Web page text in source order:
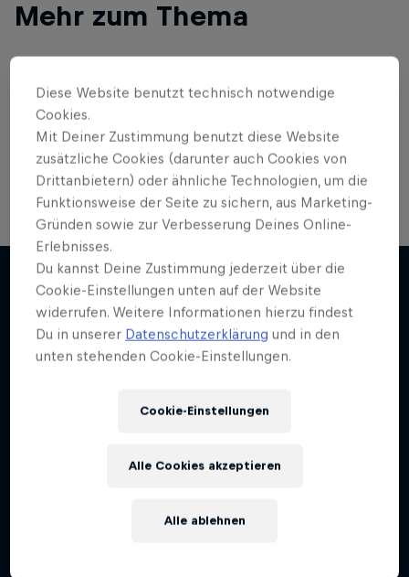
Mehr zum Thema
Gaming
Level Up! Mit den neuesten Games, Reviews,
Filmen und Esport News. Verbessere dein Gaming
Mehr davon
Diese Website benutzt technisch notwendige
Cookies.
Mit Deiner Zustimmung benutzt diese Website
zusätzliche Cookies (darunter auch Cookies von
Drittanbietern) oder ähnliche Technologien, um die
Funktionsweise der Seite zu sichern, aus Marketing-
Gründen sowie zur Verbesserung Deines Online-
Erlebnisses.
Du kannst Deine Zustimmung jederzeit über die
Cookie-Einstellungen unten auf der Website
widerrufen. Weitere Informationen hierzu findest
Du in unserer Datenschutzerklärung und in den
unten stehenden Cookie-Einstellungen.
Cookie-Einstellungen
Alle ablehnen
Alle Cookies akzeptieren